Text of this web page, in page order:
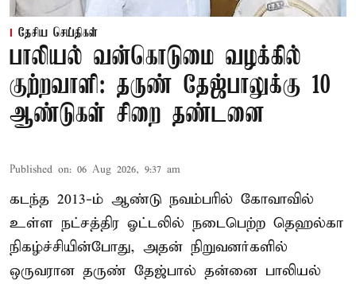
தேசிய செய்திகள்
பாலியல் வன்கொடுமை வழக்கில்
குற்றவாளி: தருண் தேஜ்பாலுக்கு 10
ஆண்டுகள் சிறை தண்டனை
Published on: 06 Aug 2026, 9:37 am
கடந்த 2013-ம் ஆண்டு நவம்பரில் கோவாவில்
உள்ள நட்சத்திர ஓட்டலில் நடைபெற்ற தெஹல்கா
நிகழ்ச்சியின்போது, அதன் நிறுவனர்களில்
ஒருவரான தருண் தேஜ்பால் தன்னை பாலியல்